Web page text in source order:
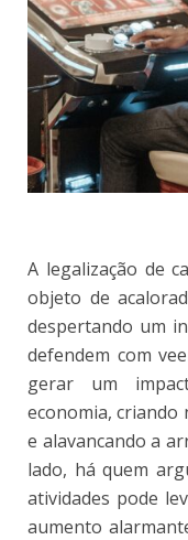
A legalização de
objeto de
despertando um
defendem com
gerar um
economia, criando
e alavancando a
lado, há quem
atividades pode
aumento